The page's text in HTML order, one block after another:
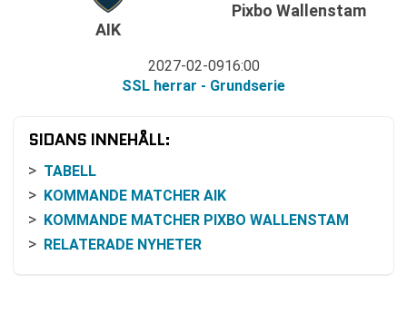
AIK
2027-02-0916:00
SSL herrar - Grundserie
Pixbo Wallenstam
SIDANS INNEHÅLL:
TABELL
KOMMANDE MATCHER AIK
KOMMANDE MATCHER PIXBO WALLENSTAM
RELATERADE NYHETER